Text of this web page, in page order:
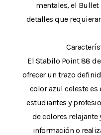
mentales, el
detalles que
El Stabilo Point 88
ofrecer un trazo
color azul celeste
estudiantes y
de colores
información o